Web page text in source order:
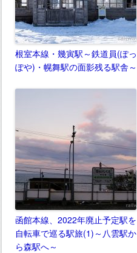
根室本線・幾寅駅～鉄道員(ぽっ
ぽや)・幌舞駅の面影残る駅舎～
函館本線、2022年廃止予定駅を
自転車で巡る駅旅(1)～八雲駅か
ら森駅へ～